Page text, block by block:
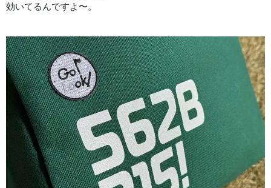
効いてるんですよ〜。